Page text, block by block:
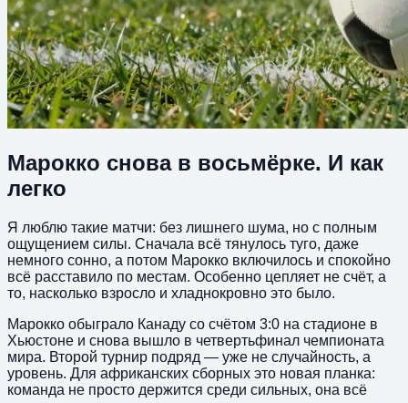
Марокко снова в восьмёрке. И как
легко
Я люблю такие матчи: без лишнего шума, но с полным
ощущением силы. Сначала всё тянулось туго, даже
немного сонно, а потом Марокко включилось и спокойно
всё расставило по местам. Особенно цепляет не счёт, а
то, насколько взросло и хладнокровно это было.
Марокко обыграло Канаду со счётом 3:0 на стадионе в
Хьюстоне и снова вышло в четвертьфинал чемпионата
мира. Второй турнир подряд — уже не случайность, а
уровень. Для африканских сборных это новая планка:
команда не просто держится среди сильных, она всё